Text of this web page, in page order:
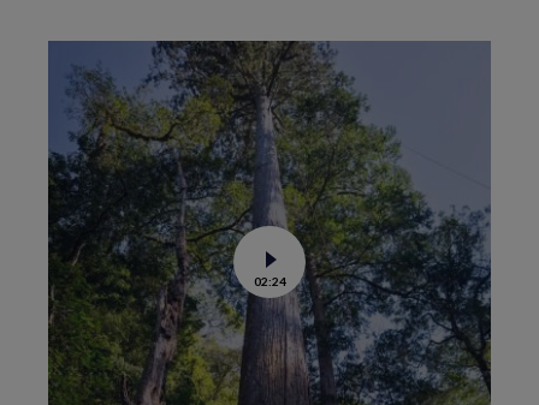
Voir
la
vidéo
de
L’arbre
le
plus
haut
d’Asie
02:24